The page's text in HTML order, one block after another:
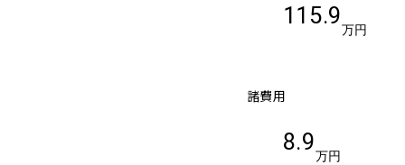
115.9
万円
諸費用
8.9
万円